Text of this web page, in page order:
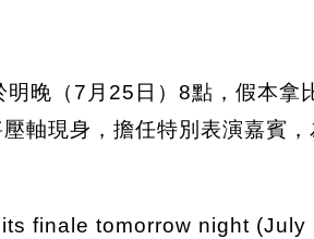
明晚（7月25日）8點，假本拿
壓軸現身，擔任特別表演嘉賓
finale tomorrow night (July